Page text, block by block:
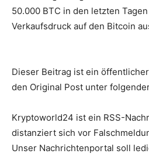
50.000 BTC in den letzten
Verkaufsdruck auf den Bitcoin
Dieser Beitrag ist ein
den Original Post unter
Kryptoworld24 ist ein RSS-
distanziert sich vor
Unser Nachrichtenportal soll